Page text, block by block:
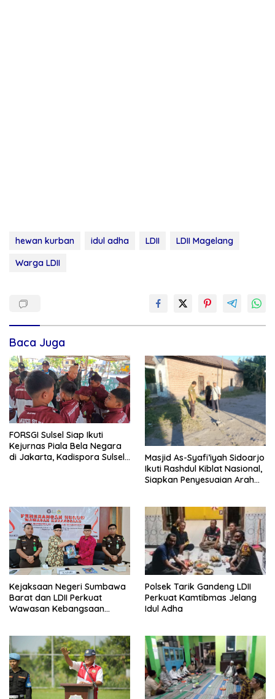
hewan kurban idul adha LDII
LDII Magelang
Warga LDII
Baca Juga
FORSGI Sulsel Siap Ikuti
Kejurnas Piala Bela Negara
di Jakarta, Kadispora Sulsel
Masjid As-Syafi’iyah Sidoarjo
Ikuti Rashdul Kiblat Nasional,
Siapkan Penyesuaian Arah
Kejaksaan Negeri Sumbawa
Barat dan LDII Perkuat
Wawasan Kebangsaan
Polsek Tarik Gandeng LDII
Perkuat Kamtibmas Jelang
Idul Adha